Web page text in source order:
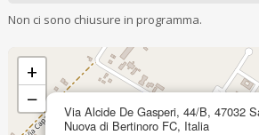
Non ci sono chiusure in programma.
Via Alcide De Gasperi, 44/B, 47032
Nuova di Bertinoro FC, Italia
+
−